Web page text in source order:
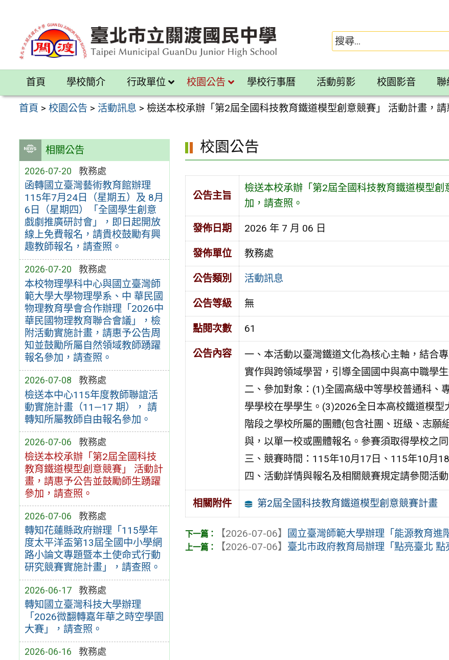
內
區
首頁 學校簡介 行政單位 校園公告 學校行事曆 活動剪影 校園影音 聯
首頁 >校園公告 > 活動訊息 >檢送本校承辦「第2屆全國科技教育鐵道模型創意競賽」 活動計畫，
相關公告
2026-07-20 教務處
函轉國立臺灣藝術教育館辦理
115年7月24日（星期五）及 8月
6日（星期四）「全國學生創意
戲劇推廣研討會」，即日起開放
線上免費報名，請貴校鼓勵有興
趣教師報名，請查照。
2026-07-20 教務處
本校物理學科中心與國立臺灣師
範大學大學物理學系、中 華民國
物理教育學會合作辦理「2026中
華民國物理教育聯合會議」，檢
附活動實施計畫，請惠予公告周
知並鼓勵所屬自然領域教師踴躍
報名參加，請查照。
2026-07-08 教務處
檢送本中心115年度教師聯誼活
動實施計畫（11—17 期）， 請
轉知所屬教師自由報名參加。
2026-07-06 教務處
檢送本校承辦「第2屆全國科技
教育鐵道模型創意競賽」 活動計
畫，請惠予公告並鼓勵師生踴躍
參加，請查照。
2026-07-06 教務處
轉知花蓮縣政府辦理「115學年
度太平洋盃第13屆全國中小學網
路小論文專題暨本土使命式行動
研究競賽實施計畫」，請查照。
2026-06-17 教務處
轉知國立臺灣科技大學辦理
「2026微翻轉嘉年華之時空學園
大賽」，請查照。
2026-06-16 教務處
校園公告
公告主旨
檢送本校承辦「第2屆全國科技教育鐵道模型
加，請查照。
發佈日期 2026 年 7 月 06 日
發佈單位 教務處
公告類別 活動訊息
公告等級 無
點閱次數 61
公告內容
一、本活動以臺灣鐵道文化為核心主軸，結合
實作與跨領域學習，引導全國國中與高中職學
二、參加對象：(1)全國高級中等學校普通科、
學學校在學學生。(3)2026全日本高校鐵道模
階段之學校所屬的團體(包含社團、班級、志
與，以單一校或團體報名。參賽須取得學校之同
三、競賽時間：115年10月17日、115年10月18
四、活動詳情與報名及相關競賽規定請參閱活動
相關附件 第2屆全國科技教育鐵道模型創意競賽計畫
【2026-07-06】
國立臺灣師範大學辦理「能源教育進
【2026-07-06】 臺北市政府教育局辦理「點亮臺北